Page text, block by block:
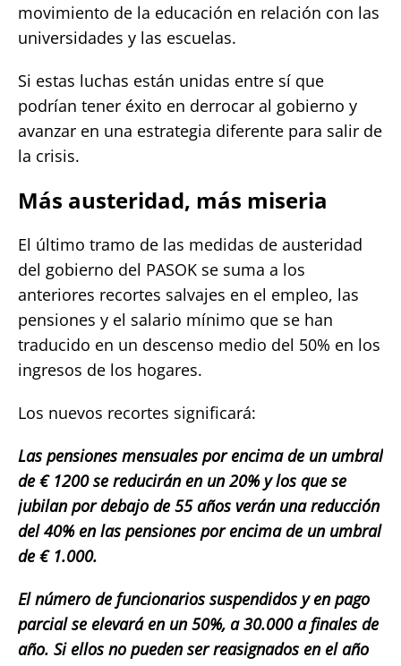
movimiento de la educación en relación con las
universidades y las escuelas.
Si estas luchas están unidas entre sí que
podrían tener éxito en derrocar al gobierno y
avanzar en una estrategia diferente para salir de
la crisis.
Más austeridad, más miseria
El último tramo de las medidas de austeridad
del gobierno del PASOK se suma a los
anteriores recortes salvajes en el empleo, las
pensiones y el salario mínimo que se han
traducido en un descenso medio del 50% en los
ingresos de los hogares.
Los nuevos recortes significará:
Las pensiones mensuales por encima de un umbral
de € 1200 se reducirán en un 20% y los que se
jubilan por debajo de 55 años verán una reducción
del 40% en las pensiones por encima de un umbral
de € 1.000.
El número de funcionarios suspendidos y en pago
parcial se elevará en un 50%, a 30.000 a finales de
año. Si ellos no pueden ser reasignados en el año